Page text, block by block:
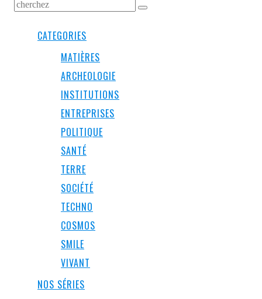
CATEGORIES
MATIÈRES
ARCHEOLOGIE
INSTITUTIONS
ENTREPRISES
POLITIQUE
SANTÉ
TERRE
SOCIÉTÉ
TECHNO
COSMOS
SMILE
VIVANT
NOS SÉRIES